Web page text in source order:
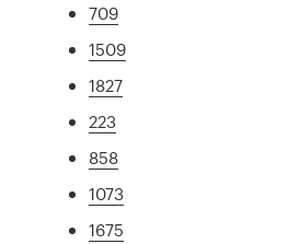
709
1509
1827
223
858
1073
1675